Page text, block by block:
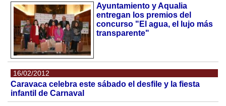
Ayuntamiento y Aqualia
entregan los premios del
concurso "El agua, el lujo más
transparente"
16/02/2012
Caravaca celebra este sábado el desfile y la fiesta
infantil de Carnaval